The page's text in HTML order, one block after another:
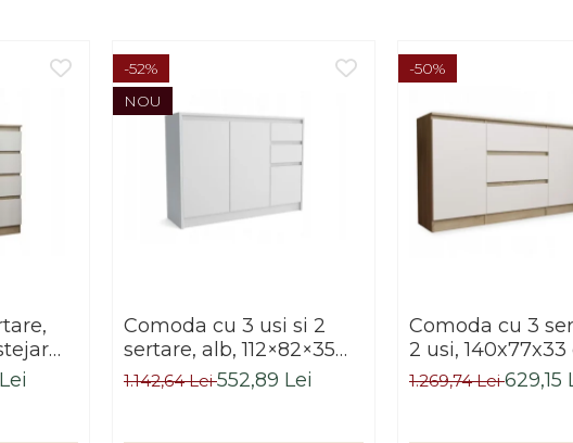
hol,
-52%
NOU
Comoda cu 3 usi si 2
sertare, alb, 112×82×35
cm, Bortis Impex
1.142,64 Lei552,89 Lei
-50%
Comoda cu 3
2 usi, 140x77x33
stejar sonoma/
1.269,74 Lei629,15